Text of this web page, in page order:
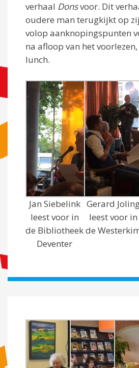
verhaal Donsvoor. Dit
oudere man terugkijkt op
volop aanknopingspunten
na afloop van het
lunch.
Jan Siebelink
leest voor in
de Bibliotheek
Deventer
Gerard
leest voor in
de